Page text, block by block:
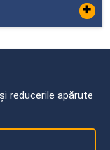
+
reducerile apărute